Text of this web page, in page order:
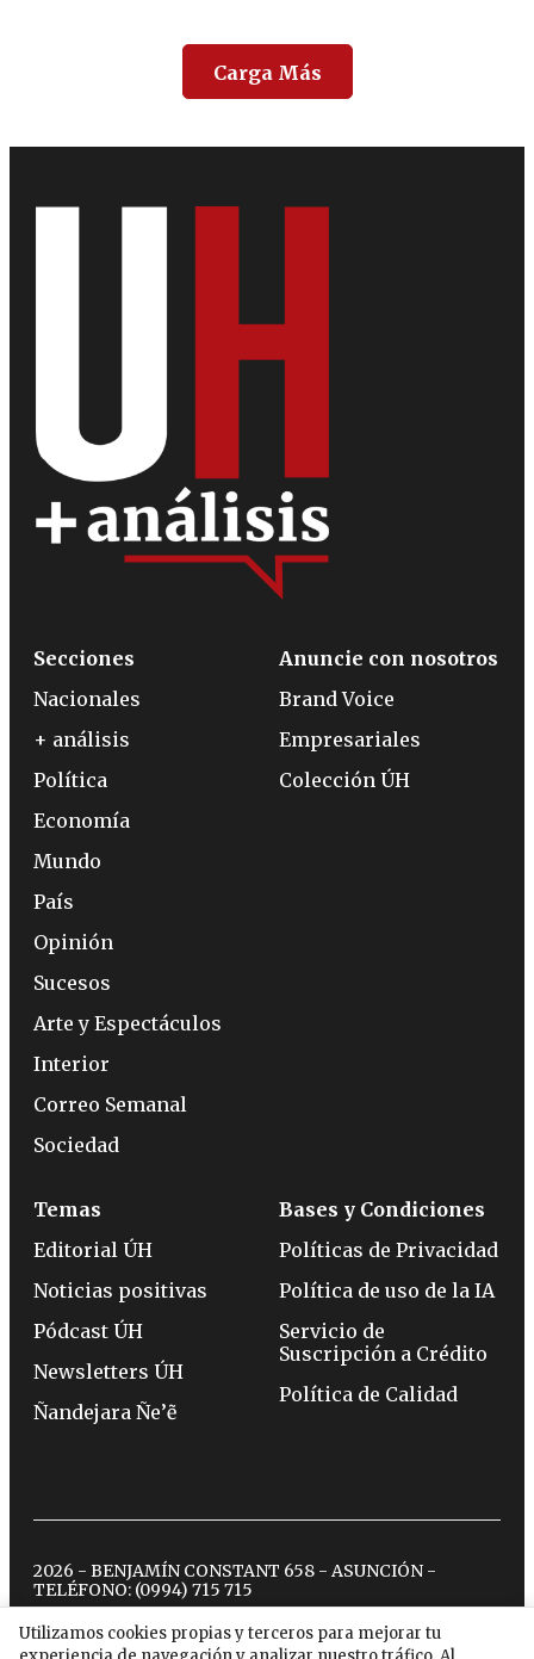
Carga Más
Utilizamos cookies propias y terceros para mejorar tu
Secciones
Nacionales
+ análisis
Política
Economía
Mundo
País
Opinión
Sucesos
Arte y Espectáculos
Interior
Correo Semanal
Sociedad
Anuncie con nosotros
Brand Voice
Empresariales
Colección ÚH
Temas
Editorial ÚH
Noticias positivas
Pódcast ÚH
Newsletters ÚH
Ñandejara Ñe’ẽ
Bases y Condiciones
Políticas de Privacidad
Política de uso de la IA
Servicio de
Suscripción a Crédito
Política de Calidad
2026 - BENJAMÍN CONSTANT 658 - ASUNCIÓN -
TELÉFONO: (0994) 715 715